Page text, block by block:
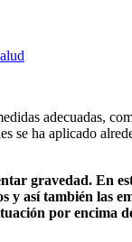
adecuadas,
se ha aplicado
gravedad. En
y así también las
por encima